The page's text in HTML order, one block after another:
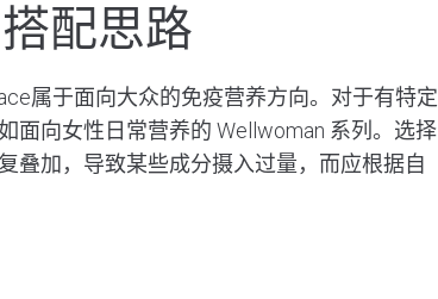
配思路
属于面向大众的免疫营养方向。对于有特定
面向女性日常营养的 Wellwoman 系列。选择
叠加，导致某些成分摄入过量，而应根据自